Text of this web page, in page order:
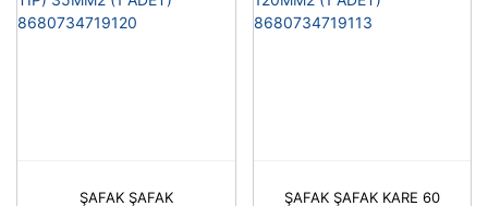
ŞAFAK ŞAFAK
ŞAFAK ŞAFAK KARE 60